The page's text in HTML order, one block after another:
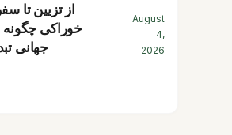
از تزیین تا
خوراکی چگونه
جهانی
August
4,
2026